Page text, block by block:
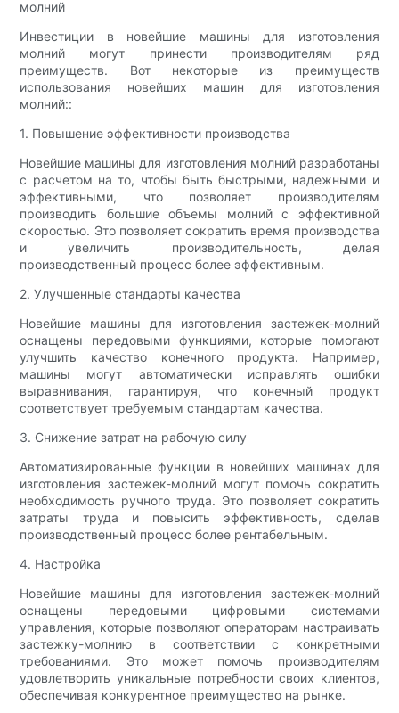
молний
Инвестиции в новейшие машины для изготовления
молний могут принести производителям ряд
преимуществ. Вот некоторые из преимуществ
использования новейших машин для изготовления
молний::
1. Повышение эффективности производства
Новейшие машины для изготовления молний разработаны
с расчетом на то, чтобы быть быстрыми, надежными и
эффективными, что позволяет производителям
производить большие объемы молний с эффективной
скоростью. Это позволяет сократить время производства
и увеличить производительность, делая
производственный процесс более эффективным.
2. Улучшенные стандарты качества
Новейшие машины для изготовления застежек-молний
оснащены передовыми функциями, которые помогают
улучшить качество конечного продукта. Например,
машины могут автоматически исправлять ошибки
выравнивания, гарантируя, что конечный продукт
соответствует требуемым стандартам качества.
3. Снижение затрат на рабочую силу
Автоматизированные функции в новейших машинах для
изготовления застежек-молний могут помочь сократить
необходимость ручного труда. Это позволяет сократить
затраты труда и повысить эффективность, сделав
производственный процесс более рентабельным.
4. Настройка
Новейшие машины для изготовления застежек-молний
оснащены передовыми цифровыми системами
управления, которые позволяют операторам настраивать
застежку-молнию в соответствии с конкретными
требованиями. Это может помочь производителям
удовлетворить уникальные потребности своих клиентов,
обеспечивая конкурентное преимущество на рынке.